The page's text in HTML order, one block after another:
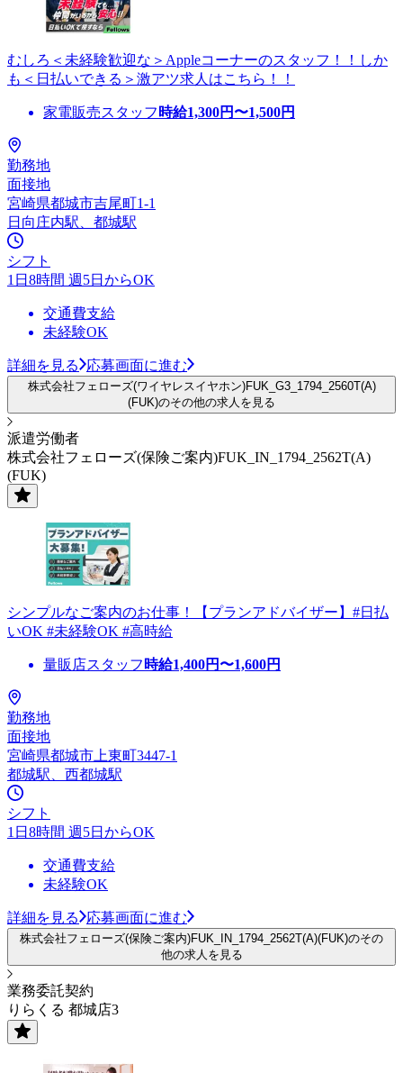
むしろ＜未経験歓迎な＞Appleコーナーのスタッフ！！しか
も＜日払いできる＞激アツ求人はこちら！！
家電販売スタッフ 時給1,300円〜1,500円
勤務地
面接地
宮崎県都城市吉尾町1-1
日向庄内駅、都城駅
シフト
1日8時間 週5日からOK
交通費支給
未経験OK
詳細を見る 応募画面に進む
株式会社フェローズ(ワイヤレスイヤホン)FUK_G3_1794_2560T(A)
(FUK)のその他の求人を見る
派遣労働者
株式会社フェローズ(保険ご案内)FUK_IN_1794_2562T(A)
(FUK)
シンプルなご案内のお仕事！【プランアドバイザー】#日払
いOK #未経験OK #高時給
量販店スタッフ 時給1,400円〜1,600円
勤務地
面接地
宮崎県都城市上東町3447-1
都城駅、西都城駅
シフト
1日8時間 週5日からOK
交通費支給
未経験OK
詳細を見る 応募画面に進む
株式会社フェローズ(保険ご案内)FUK_IN_1794_2562T(A)(FUK)のその
他の求人を見る
業務委託契約
りらくる 都城店3